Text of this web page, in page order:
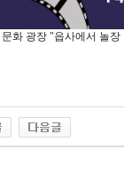
화 광장 "읍사에서 놀